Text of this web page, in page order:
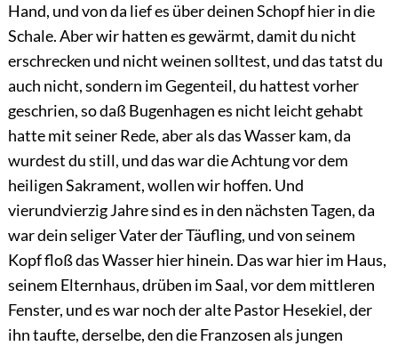
Hand, und von da lief es über deinen Schopf hier in die
Schale. Aber wir hatten es gewärmt, damit du nicht
erschrecken und nicht weinen solltest, und das tatst du
auch nicht, sondern im Gegenteil, du hattest vorher
geschrien, so daß Bugenhagen es nicht leicht gehabt
hatte mit seiner Rede, aber als das Wasser kam, da
wurdest du still, und das war die Achtung vor dem
heiligen Sakrament, wollen wir hoffen. Und
vierundvierzig Jahre sind es in den nächsten Tagen, da
war dein seliger Vater der Täufling, und von seinem
Kopf floß das Wasser hier hinein. Das war hier im Haus,
seinem Elternhaus, drüben im Saal,vor dem mittleren
Fenster, und es war noch der alte Pastor Hesekiel, der
ihn taufte, derselbe, den die Franzosen als jungen